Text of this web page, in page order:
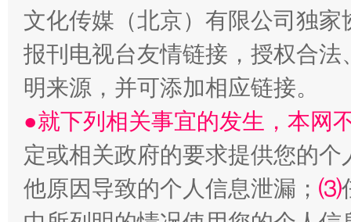
受贿1.44亿！段成刚被判无期 从幼
文化传媒（北京）有限公司独
报刊电视台友情链接，授权合
明来源，并可添加相应链接。
●就下列相关事宜的发生，本网
定或相关政府的要求提供您的个
他原因导致的个人信息泄漏； ⑶